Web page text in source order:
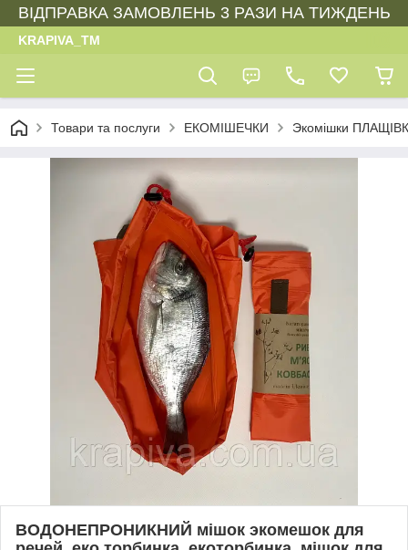
ВІДПРАВКА ЗАМОВЛЕНЬ 3 РАЗИ НА ТИЖДЕНЬ
KRAPIVA_TM
Товари та послуги ЕКОМІШЕЧКИ Экомішки
ВОДОНЕПРОНИКНИЙ мішок экомешок для